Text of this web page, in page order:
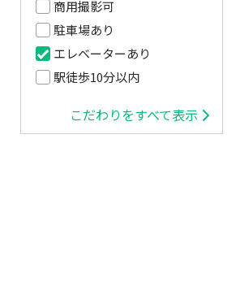
駅徒歩10分以内
商用撮影可
駐車場あり
エレベーターあり
こだわりをすべて表示